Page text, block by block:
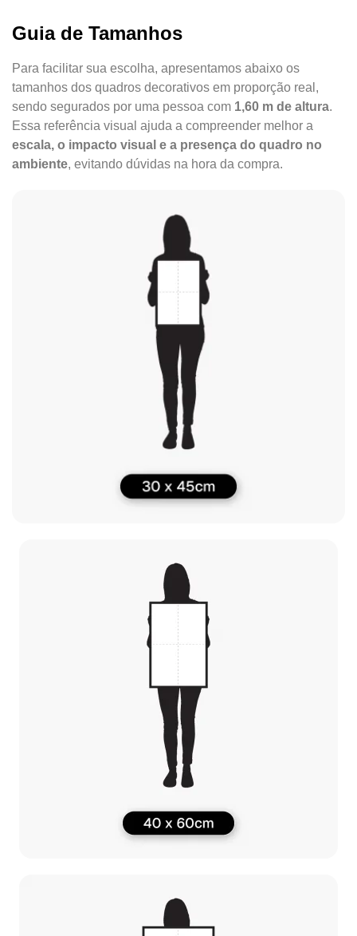
Guia de Tamanhos
Para facilitar sua escolha, apresentamos abaixo os
tamanhos dos quadros decorativos em proporção real,
sendo segurados por uma pessoa com 1,60 m de altura.
Essa referência visual ajuda a compreender melhor a
escala, o impacto visual e a presença do quadro no
ambiente, evitando dúvidas na hora da compra.